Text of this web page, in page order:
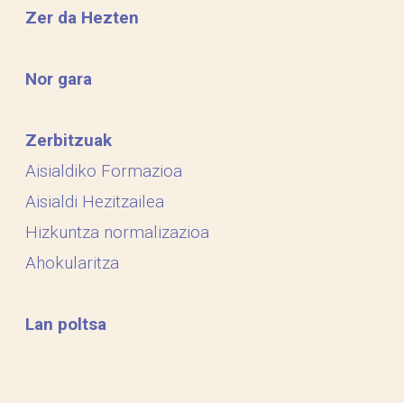
Zer da Hezten
Nor gara
Zerbitzuak
Aisialdiko Formazioa
Aisialdi Hezitzailea
Hizkuntza normalizazioa
Ahokularitza
Lan poltsa